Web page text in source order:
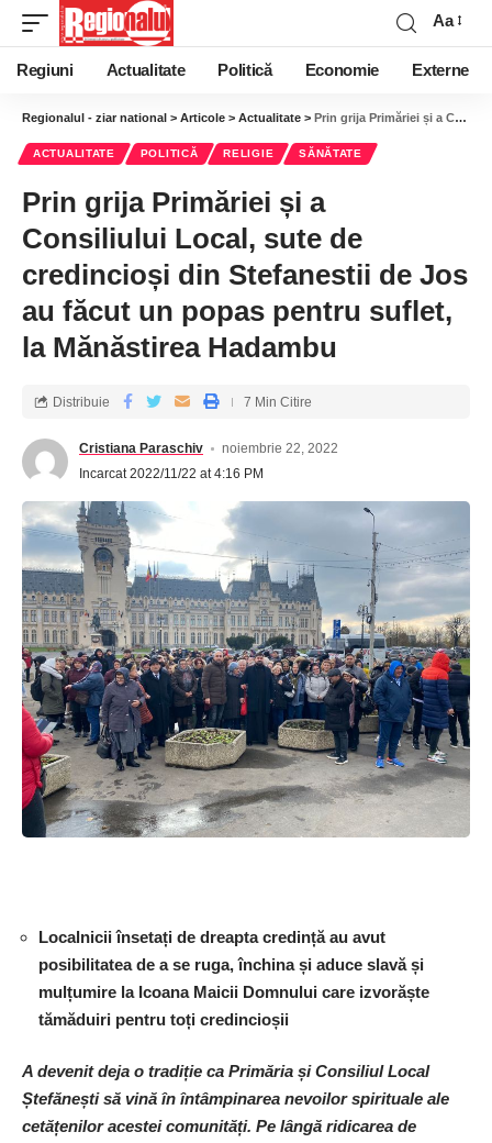
Aa
Regiuni Actualitate Politică Economie Externe
Regionalul - ziar national > Articole > Actualitate > Prin grija Primăriei și a Consiliului Local, sute de credincioși din Stefanestii de Jos au făcut un popas pentru suflet, la Mănăstirea Hadambu
ACTUALITATE POLITICĂ RELIGIE SĂNĂTATE
Prin grija Primăriei și a
Consiliului Local, sute de
credincioși din Stefanestii de Jos
au făcut un popas pentru suflet,
la Mănăstirea Hadambu
Cristiana Paraschiv
noiembrie 22, 2022
Incarcat 2022/11/22 at 4:16 PM
Distribuie 7 Min Citire
Localnicii însetați de dreapta credință au avut
posibilitatea de a se ruga, închina și aduce slavă și
mulțumire la Icoana Maicii Domnului care izvorăște
tămăduiri pentru toți credincioșii
A devenit deja o tradiție ca Primăria și Consiliul Local
Ștefănești să vină în întâmpinarea nevoilor spirituale ale
cetățenilor acestei comunități. Pe lângă ridicarea de